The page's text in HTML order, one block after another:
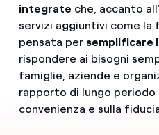
integrate che, accanto
servizi aggiuntivi come la
pensata per semplificare
rispondere ai bisogni
famiglie, aziende e
rapporto di lungo
convenienza e sulla